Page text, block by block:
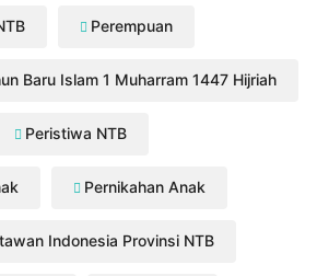
Perempuan
Baru Islam 1 Muharram 1447 Hijriah
Peristiwa NTB
Pernikahan Anak
Indonesia Provinsi NTB